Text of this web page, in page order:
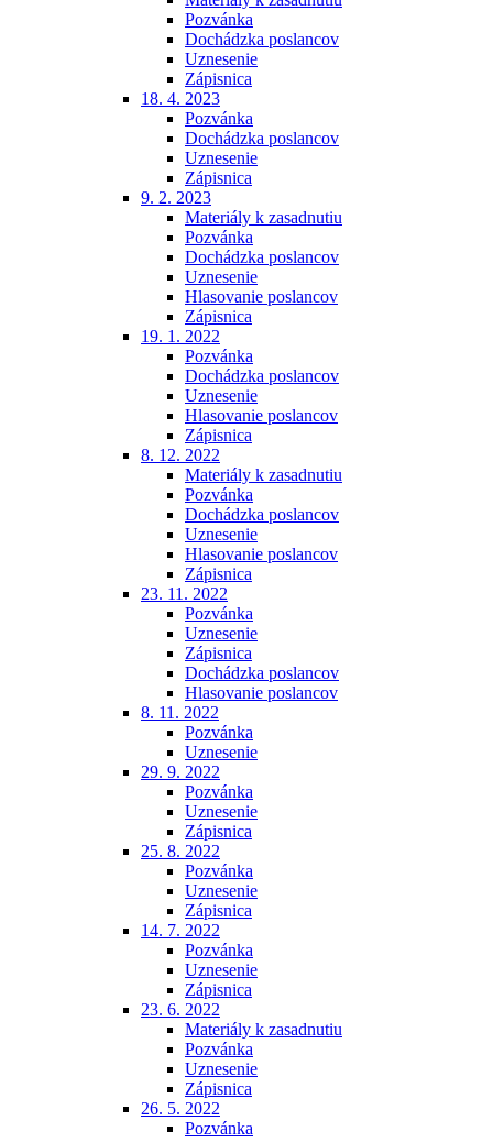
Pozvánka
Dochádzka poslancov
Uznesenie
Zápisnica
18. 4. 2023
Pozvánka
Dochádzka poslancov
Uznesenie
Zápisnica
9. 2. 2023
Materiály k zasadnutiu
Pozvánka
Dochádzka poslancov
Uznesenie
Hlasovanie poslancov
Zápisnica
19. 1. 2022
Pozvánka
Dochádzka poslancov
Uznesenie
Hlasovanie poslancov
Zápisnica
8. 12. 2022
Materiály k zasadnutiu
Pozvánka
Dochádzka poslancov
Uznesenie
Hlasovanie poslancov
Zápisnica
23. 11. 2022
Pozvánka
Uznesenie
Zápisnica
Dochádzka poslancov
Hlasovanie poslancov
8. 11. 2022
Pozvánka
Uznesenie
29. 9. 2022
Pozvánka
Uznesenie
Zápisnica
25. 8. 2022
Pozvánka
Uznesenie
Zápisnica
14. 7. 2022
Pozvánka
Uznesenie
Zápisnica
23. 6. 2022
Materiály k zasadnutiu
Pozvánka
Uznesenie
Zápisnica
26. 5. 2022
Pozvánka